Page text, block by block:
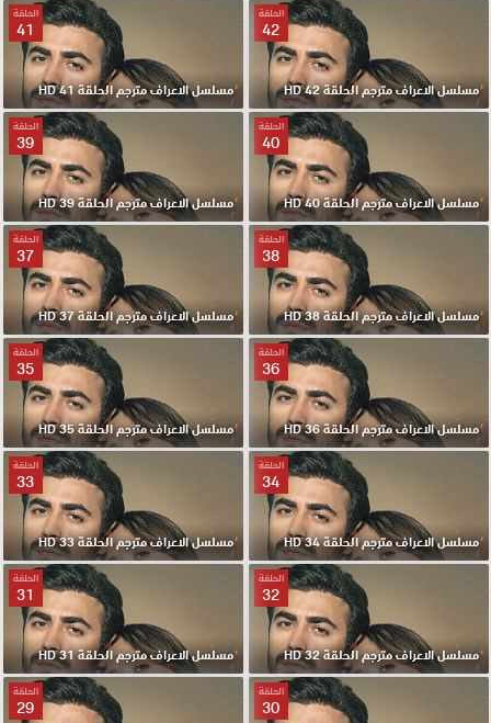
الحلقة
42
مسلسل الاعراف مترجم الحلقة 42 HD
الحلقة
41
مسلسل الاعراف مترجم الحلقة 41 HD
الحلقة
40
مسلسل الاعراف مترجم الحلقة 40 HD
الحلقة
39
مسلسل الاعراف مترجم الحلقة 39 HD
الحلقة
38
مسلسل الاعراف مترجم الحلقة 38 HD
الحلقة
37
مسلسل الاعراف مترجم الحلقة 37 HD
الحلقة
36
مسلسل الاعراف مترجم الحلقة 36 HD
الحلقة
35
مسلسل الاعراف مترجم الحلقة 35 HD
الحلقة
34
مسلسل الاعراف مترجم الحلقة 34 HD
الحلقة
33
مسلسل الاعراف مترجم الحلقة 33 HD
الحلقة
32
مسلسل الاعراف مترجم الحلقة 32 HD
الحلقة
31
مسلسل الاعراف مترجم الحلقة 31 HD
الحلقة
30
الحلقة
29